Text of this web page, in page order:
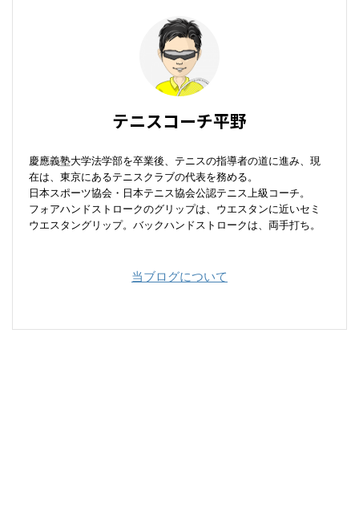
テニスコーチ平野
慶應義塾大学法学部を卒業後、テニスの指導者の道に進み、現
在は、東京にあるテニスクラブの代表を務める。
日本スポーツ協会・日本テニス協会公認テニス上級コーチ。
フォアハンドストロークのグリップは、ウエスタンに近いセミ
ウエスタングリップ。バックハンドストロークは、両手打ち。
当ブログについて